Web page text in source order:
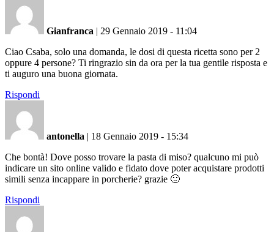
Gianfranca | 29 Gennaio 2019 - 11:04
Ciao Csaba, solo una domanda, le dosi di questa ricetta sono per 2
oppure 4 persone? Ti ringrazio sin da ora per la tua gentile risposta e
ti auguro una buona giornata.
Rispondi
antonella | 18 Gennaio 2019 - 15:34
Che bontà! Dove posso trovare la pasta di miso? qualcuno mi può
indicare un sito online valido e fidato dove poter acquistare prodotti
simili senza incappare in porcherie? grazie 🙂
Rispondi